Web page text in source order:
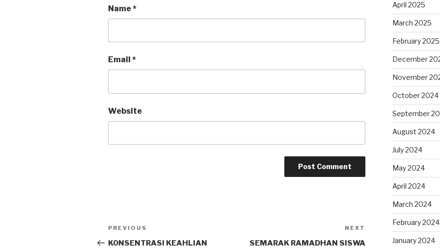
Name*
Email *
Website
PREVIOUS
KONSENTRASI KEAHLIAN
NEXT
SEMARAK RAMADHAN SISWA
April 2025
March 2025
February 2025
December
November
October 2024
September
August 2024
July 2024
May 2024
April 2024
March 2024
February 2024
January 2024